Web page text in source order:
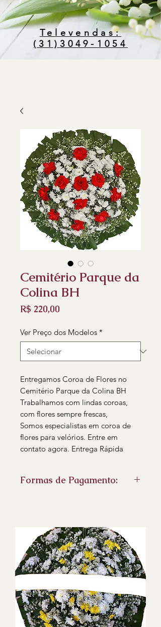
Televendas:
(31)3049-1054
Cemitério Parque da
Colina BH
R$ 220,00
Ver Preço dos Modelos *
Entregamos Coroa de Flores no
Cemitério Parque da Colina BH
Trabalhamos com lindas coroas,
com flores sempre frescas,
Somos especialistas em coroa de
flores para velórios. Entre em
contato agora. Entrega Rápida
Formas de Pagamento:
Boleto bancário
faturamento para empresas no
boleto
- Emitimos Nota fiscal eletrônica